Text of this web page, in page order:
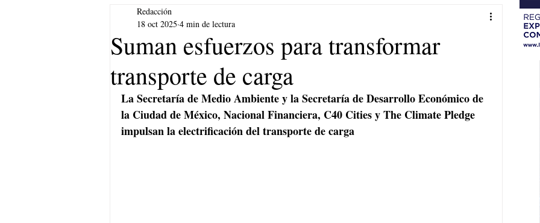
lideres
Suman esfuerzos para transformar
transporte de carga
Redacción
18 oct 2025 4 min de lectura
La Secretaría de Medio Ambiente y la Secretaría de Desarrollo Económico de
la Ciudad de México, Nacional Financiera, C40 Cities y The Climate Pledge
impulsan la electrificación del transporte de carga